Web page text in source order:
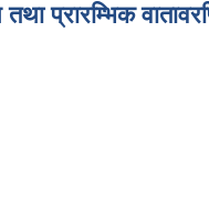
प्रारम्भिक